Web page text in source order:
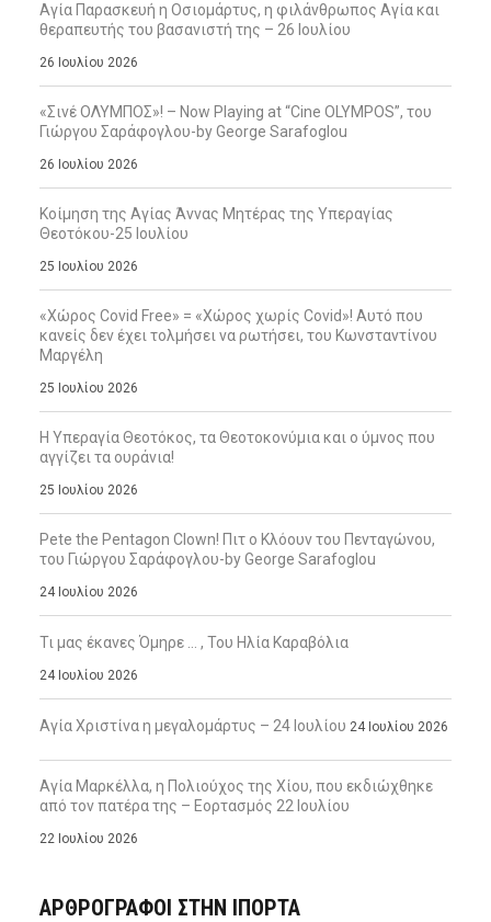
Αγία Παρασκευή η Οσιομάρτυς, η φιλάνθρωπος Αγία και
θεραπευτής του βασανιστή της – 26 Ιουλίου
26 Ιουλίου 2026
«Σινέ ΟΛΥΜΠΟΣ»! – Now Playing at “Cine OLYMPOS”, του
Γιώργου Σαράφογλου-by George Sarafoglou
26 Ιουλίου 2026
Κοίμηση της Αγίας Άννας Μητέρας της Υπεραγίας
Θεοτόκου-25 Ιουλίου
25 Ιουλίου 2026
«Χώρος Covid Free» = «Χώρος χωρίς Covid»! Αυτό που
κανείς δεν έχει τολμήσει να ρωτήσει, του Κωνσταντίνου
Μαργέλη
25 Ιουλίου 2026
Η Υπεραγία Θεοτόκος, τα Θεοτοκονύμια και ο ύμνος που
αγγίζει τα ουράνια!
25 Ιουλίου 2026
Pete the Pentagon Clown! Πιτ ο Κλόουν του Πενταγώνου,
του Γιώργου Σαράφογλου-by George Sarafoglou
24 Ιουλίου 2026
Τι μας έκανες Όμηρε … , Του Ηλία Καραβόλια
24 Ιουλίου 2026
Αγία Χριστίνα η μεγαλομάρτυς – 24 Ιουλίου 24 Ιουλίου 2026
Αγία Μαρκέλλα, η Πολιούχος της Χίου, που εκδιώχθηκε
από τον πατέρα της – Εορτασμός 22 Ιουλίου
22 Ιουλίου 2026
ΑΡΘΡΟΓΡΑΦΟΙ ΣΤΗΝ IΠΟΡΤΑ